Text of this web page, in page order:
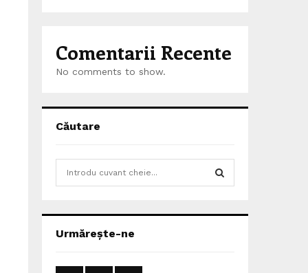
Comentarii Recente
No comments to show.
Căutare
h
o
Urmărește-ne